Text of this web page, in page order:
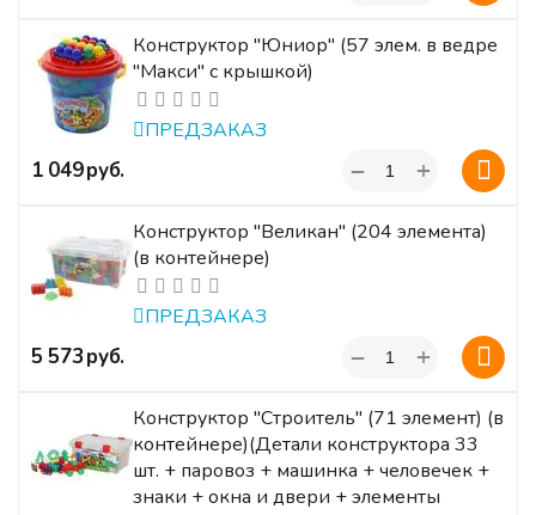
Конструктор "Юниор" (57 элем. в ведре
"Макси" с крышкой)
ПРЕДЗАКАЗ
‍1 049‍руб. +
−
Конструктор "Великан" (204 элемента)
(в контейнере)
ПРЕДЗАКАЗ
‍5 573‍руб. +
−
Конструктор "Строитель" (71 элемент) (в
контейнере)(Детали конструктора 33
шт. + паровоз + машинка + человечек +
знаки + окна и двери + элементы